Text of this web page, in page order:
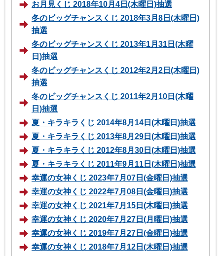
お月見くじ 2018年10月4日(木曜日)抽選
冬のビッグチャンスくじ 2018年3月8日(木曜日)
抽選
冬のビッグチャンスくじ 2013年1月31日(木曜
日)抽選
冬のビッグチャンスくじ 2012年2月2日(木曜日)
抽選
冬のビッグチャンスくじ 2011年2月10日(木曜
日)抽選
夏・キラキラくじ 2014年8月14日(木曜日)抽選
夏・キラキラくじ 2013年8月29日(木曜日)抽選
夏・キラキラくじ 2012年8月30日(木曜日)抽選
夏・キラキラくじ 2011年9月11日(木曜日)抽選
幸運の女神くじ 2023年7月07日(金曜日)抽選
幸運の女神くじ 2022年7月08日(金曜日)抽選
幸運の女神くじ 2021年7月15日(木曜日)抽選
幸運の女神くじ 2020年7月27日(月曜日)抽選
幸運の女神くじ 2019年7月27日(金曜日)抽選
幸運の女神くじ 2018年7月12日(木曜日)抽選